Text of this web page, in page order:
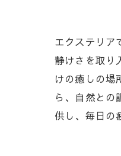
エクステリア
静けさを取り
けの癒しの場
ら、自然との
供し、毎日の